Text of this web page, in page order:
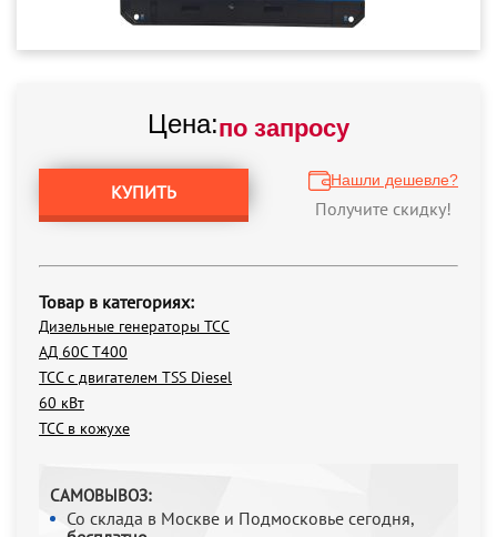
Цена:по запросу
КУПИТЬ
Нашли дешевле?
Получите скидку!
Товар в категориях:
Дизельные генераторы ТСС
АД 60С Т400
ТСС с двигателем TSS Diesel
60 кВт
ТСС в кожухе
САМОВЫВОЗ:
Со склада в Москве и Подмосковье сегодня,